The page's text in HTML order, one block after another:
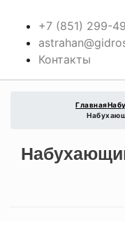
+7 (851) 299-
Контакты
Главная